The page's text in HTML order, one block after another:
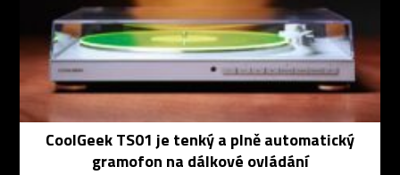
CoolGeek TS01 je tenký a plně automatický
gramofon na dálkové ovládání